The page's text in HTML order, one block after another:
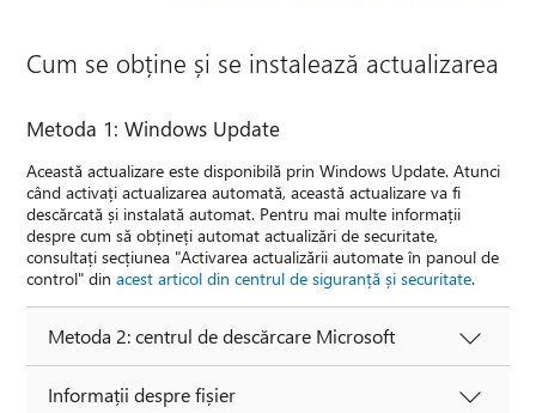
Cum se obține și se instalează actualizarea
Metoda 1: Windows Update
Această actualizare este disponibilă prin Windows Update. Atunci
când activați actualizarea automată, această actualizare va fi
descărcată și instalată automat. Pentru mai multe informații
despre cum să obțineți automat actualizări de securitate,
consultați secțiunea "Activarea actualizării automate în panoul de
control" dinacest articol din centrul de siguranță și securitate.
Metoda 2: centrul de descărcare Microsoft
Informații despre fișier